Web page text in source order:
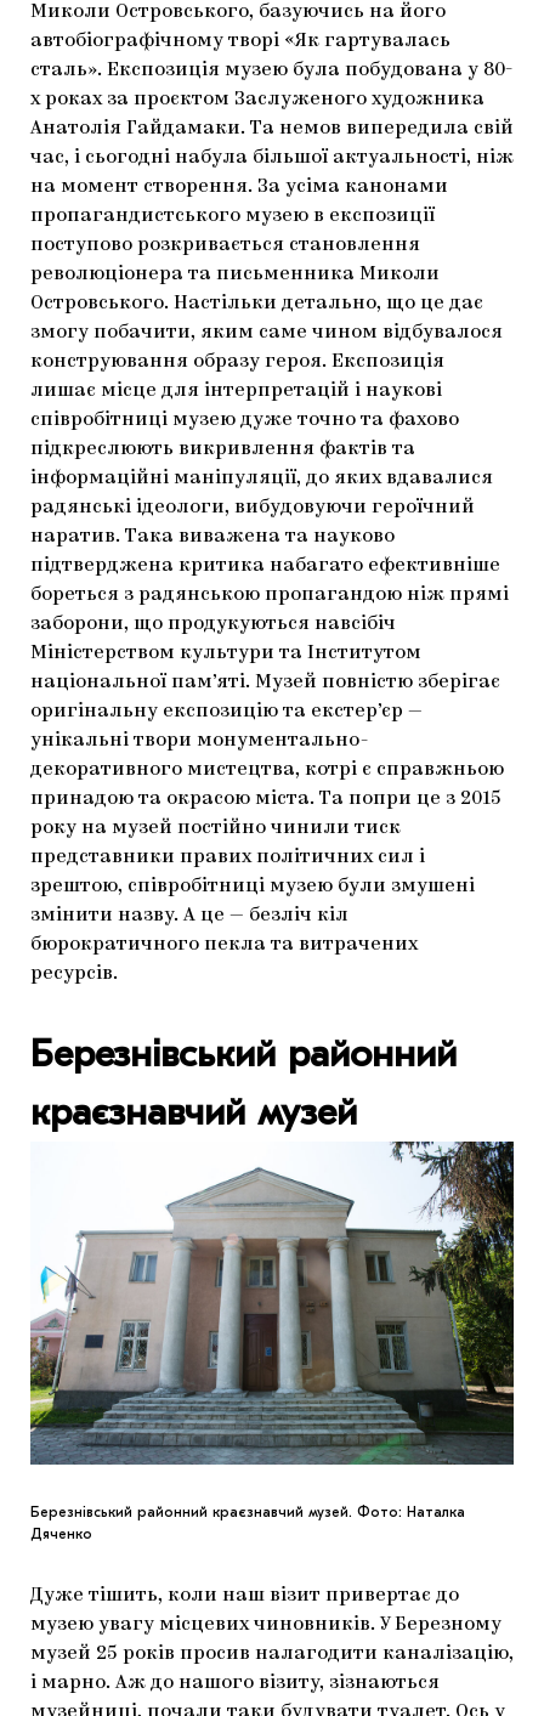
Миколи Островського, базуючись на його
автобіографічному творі «Як гартувалась
сталь». Експозиція музею була побудована у 80-
х роках за проєктом Заслуженого художника
Анатолія Гайдамаки. Та немов випередила свій
час, і сьогодні набула більшої актуальності, ніж
на момент створення. За усіма канонами
пропагандистського музею в експозиції
поступово розкривається становлення
революціонера та письменника Миколи
Островського. Настільки детально, що це дає
змогу побачити, яким саме чином відбувалося
конструювання образу героя. Експозиція
лишає місце для інтерпретацій і наукові
співробітниці музею дуже точно та фахово
підкреслюють викривлення фактів та
інформаційні маніпуляції, до яких вдавалися
радянські ідеологи, вибудовуючи героїчний
наратив. Така виважена та науково
підтверджена критика набагато ефективніше
бореться з радянською пропагандою ніж прямі
заборони, що продукуються навсібіч
Міністерством культури та Інститутом
національної пам’яті. Музей повністю зберігає
оригінальну експозицію та екстер’єр —
унікальні твори монументально-
декоративного мистецтва, котрі є справжньою
принадою та окрасою міста. Та попри це з 2015
року на музей постійно чинили тиск
представники правих політичних сил і
зрештою, співробітниці музею були змушені
змінити назву. А це — безліч кіл
бюрократичного пекла та витрачених
ресурсів.
Березнівський районний
краєзнавчий музей
Березнівський районний краєзнавчий музей. Фото: Наталка
Дяченко
Дуже тішить, коли наш візит привертає до
музею увагу місцевих чиновників. У Березному
музей 25 років просив налагодити каналізацію,
і марно. Аж до нашого візиту, зізнаються
музейниці, почали таки будувати туалет. Ось у